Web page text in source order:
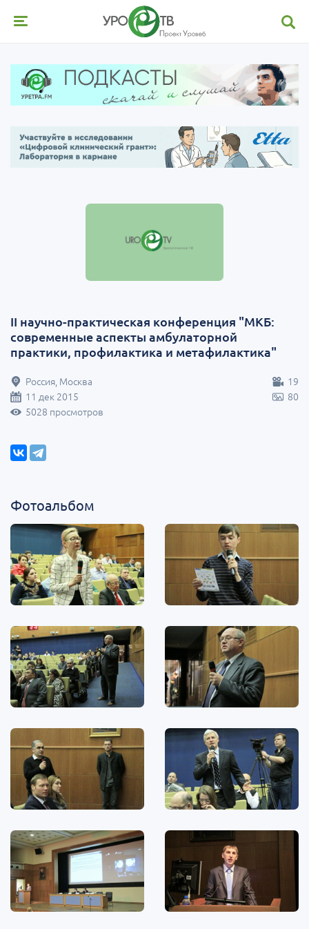
II научно-практическая конференция "МКБ:
современные аспекты амбулаторной
практики, профилактика и метафилактика"
19
Россия, Москва
80
11 дек 2015
5028 просмотров
Фотоальбом